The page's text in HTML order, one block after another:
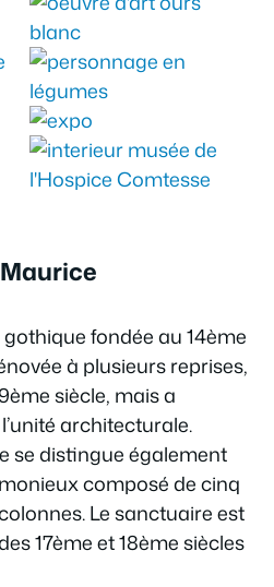
gothique fondée au 14ème
à plusieurs reprises,
siècle, mais a
architecturale.
se distingue également
composé de cinq
Le sanctuaire est
17ème et 18ème siècles